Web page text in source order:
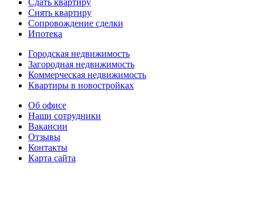
Сдать квартиру
Снять квартиру
Сопровождение сделки
Ипотека
Городская недвижимость
Загородная недвижимость
Коммерческая недвижимость
Квартиры в новостройках
Об офисе
Наши сотрудники
Вакансии
Отзывы
Контакты
Карта сайта